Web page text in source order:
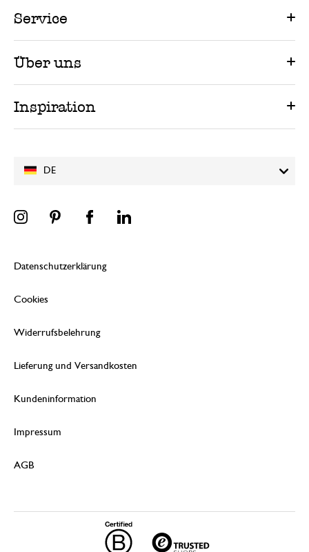
DE
Service
Über uns
Inspiration
Datenschutzerklärung
Cookies
Widerrufsbelehrung
Lieferung und Versandkosten
Kundeninformation
Impressum
AGB